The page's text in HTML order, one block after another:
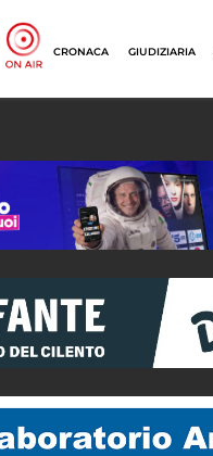
CRONACA GIUDIZIARIA